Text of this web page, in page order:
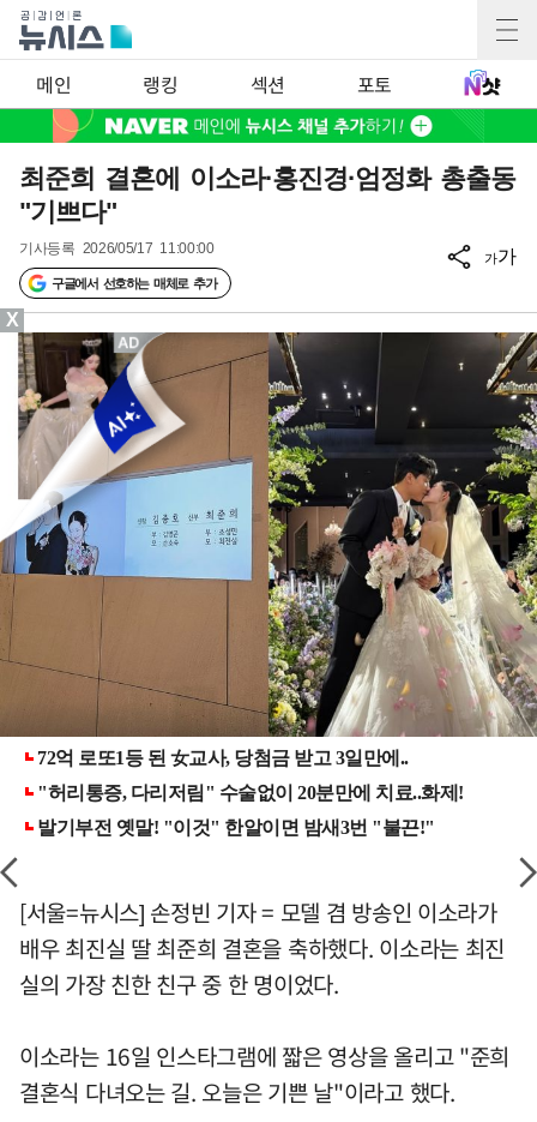
메인 랭킹 섹션 포토
최준희 결혼에 이소라·홍진경·엄정화 총출동
"기쁘다"
기사등록 2026/05/17 11:00:00
구글에서 선호하는 매체로 추가
가가
[서울=뉴시스] 손정빈 기자 = 모델 겸 방송인 이소라가
배우 최진실 딸 최준희 결혼을 축하했다. 이소라는 최진
실의 가장 친한 친구 중 한 명이었다.
이소라는 16일 인스타그램에 짧은 영상을 올리고 "준희
결혼식 다녀오는 길. 오늘은 기쁜 날"이라고 했다.
X